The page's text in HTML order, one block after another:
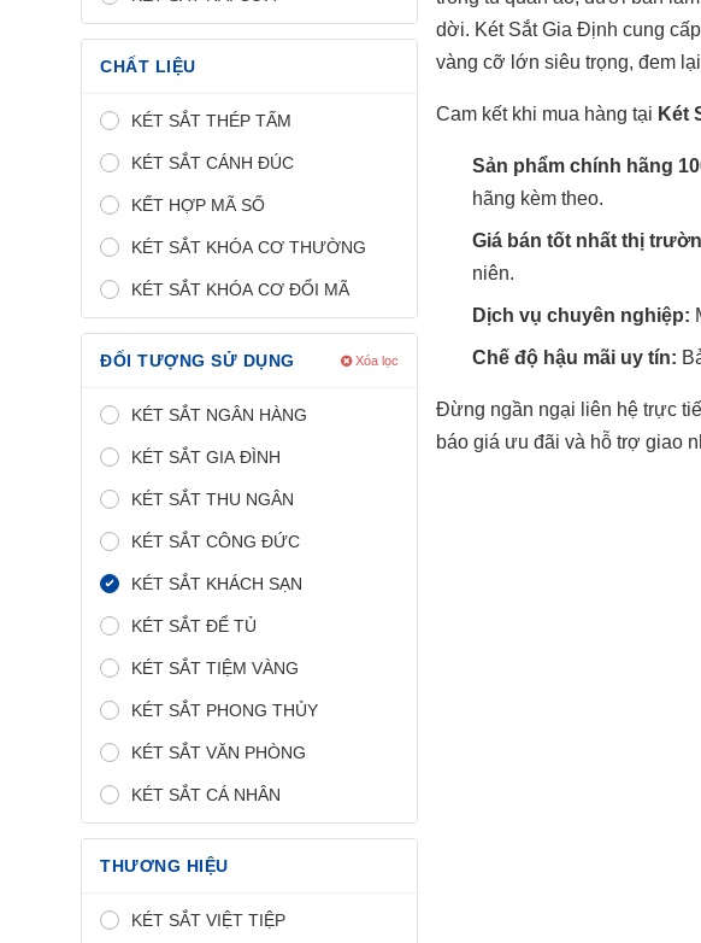
CHẤT LIỆU
KÉT SẮT THÉP TẤM
KÉT SẮT CÁNH ĐÚC
KẾT HỢP MÃ SỐ
KÉT SẮT KHÓA CƠ THƯỜNG
KÉT SẮT KHÓA CƠ ĐỔI MÃ
ĐỐI TƯỢNG SỬ DỤNG Xóa lọc
KÉT SẮT NGÂN HÀNG
KÉT SẮT GIA ĐÌNH
KÉT SẮT THU NGÂN
KÉT SẮT CÔNG ĐỨC
KÉT SẮT KHÁCH SẠN
KÉT SẮT ĐỂ TỦ
KÉT SẮT TIỆM VÀNG
KÉT SẮT PHONG THỦY
KÉT SẮT VĂN PHÒNG
KÉT SẮT CÁ NHÂN
THƯƠNG HIỆU
KÉT SẮT VIỆT TIỆP
dời. Két Sắt Gia Định cung
vàng cỡ lớn siêu trọng, đem
Cam kết khi mua hàng tại Két
Sản phẩm chính hãng
hãng kèm theo.
Giá bán tốt nhất thị
niên.
Dịch vụ chuyên nghiệp:
Chế độ hậu mãi uy tín:
Đừng ngần ngại liên hệ trực
báo giá ưu đãi và hỗ trợ giao